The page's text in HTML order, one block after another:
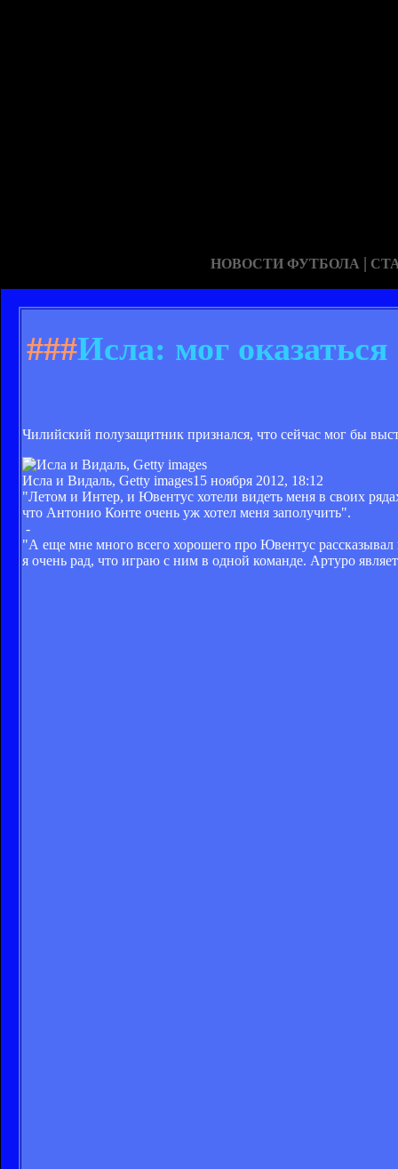
НОВОСТИ ФУТБОЛА |
###Исла: мог
Чилийский полузащитник признался, что сейчас мог бы
Исла и Видаль, Getty images15 ноября 2012, 18:12
"Летом и Интер, и Ювентус хотели видеть меня в своих
что Антонио Конте очень уж хотел меня заполучить".
-
"А еще мне много всего хорошего про Ювентус
я очень рад, что играю с ним в одной команде. Артуро